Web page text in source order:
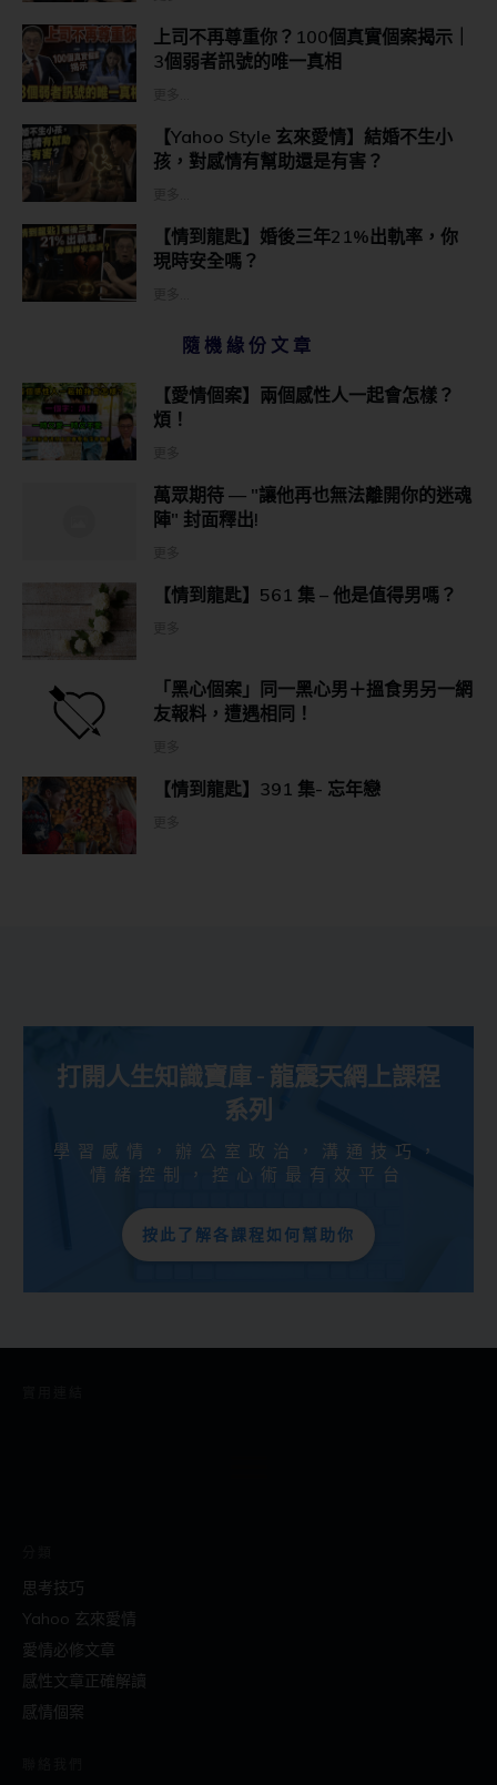
上司不再尊重你？100個真實個案揭示｜
3個弱者訊號的唯一真相
【Yahoo Style 玄來愛情】結婚不生小
孩，對感情有幫助還是有害？
【情到龍匙】婚後三年21%出軌率，你
現時安全嗎？
隨機緣份文章
【愛情個案】兩個感性人一起會怎樣？
煩！
萬眾期待 — "讓他再也無法離開你的迷魂
陣" 封面釋出!
【情到龍匙】561 集 – 他是值得男嗎？
「黑心個案」同一黑心男＋搵食男另一網
友報料，遭遇相同！
【情到龍匙】391 集- 忘年戀
打開人生知識寶庫 - 龍震天網上課程
系列
學習感情，辦公室政治，溝通技巧，
情緒控制，控心術最有效平台
按此了解各課程如何幫助你
思考技巧
Yahoo 玄來愛情
愛情必修文章
感性文章正確解讀
感情個案